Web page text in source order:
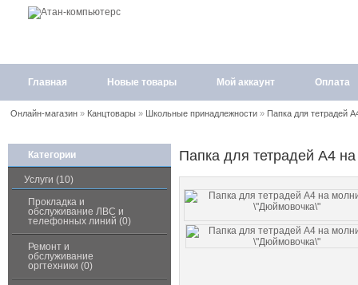
Главная Новые товары Мой аккаунт Оплата
Онлайн-магазин» Канцтовары» Школьные принадлежности» Папка для тетрадей
Категории
Услуги (10)
Прокладка и
обслуживание ЛВС и
телефонных линий (0)
Ремонт и
обслуживание
оргтехники (0)
Папка для тетрадей А4